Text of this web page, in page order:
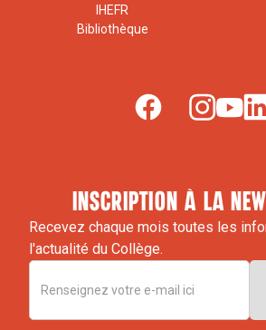
IHEFR
Bibliothèque
inscription à la
Recevez chaque mois toutes les
l'actualité du Collège.